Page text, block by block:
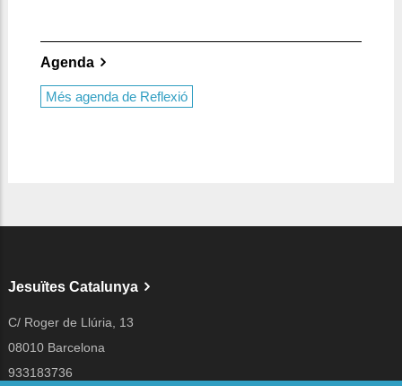
Agenda
Més agenda de Reflexió
Jesuïtes Catalunya
C/ Roger de Llúria, 13
08010 Barcelona
933183736